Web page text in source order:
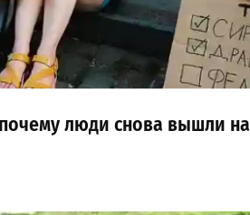
люди снова вышли на